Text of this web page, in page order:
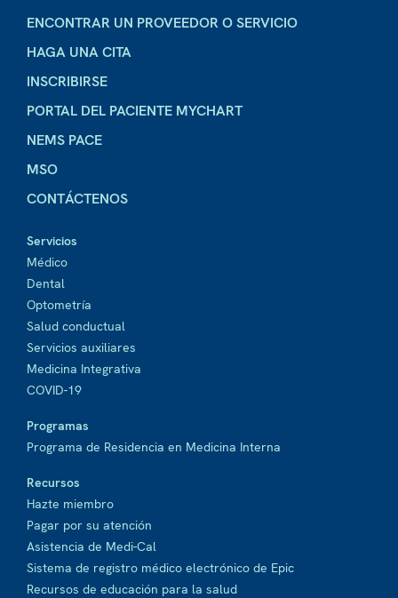
ENCONTRAR UN PROVEEDOR O SERVICIO
HAGA UNA CITA
INSCRIBIRSE
PORTAL DEL PACIENTE MYCHART
NEMS PACE
MSO
CONTÁCTENOS
Servicios
Médico
Dental
Optometría
Salud conductual
Servicios auxiliares
Medicina Integrativa
COVID-19
Programas
Programa de Residencia en Medicina Interna
Recursos
Hazte miembro
Pagar por su atención
Asistencia de Medi-Cal
Sistema de registro médico electrónico de Epic
Recursos de educación para la salud